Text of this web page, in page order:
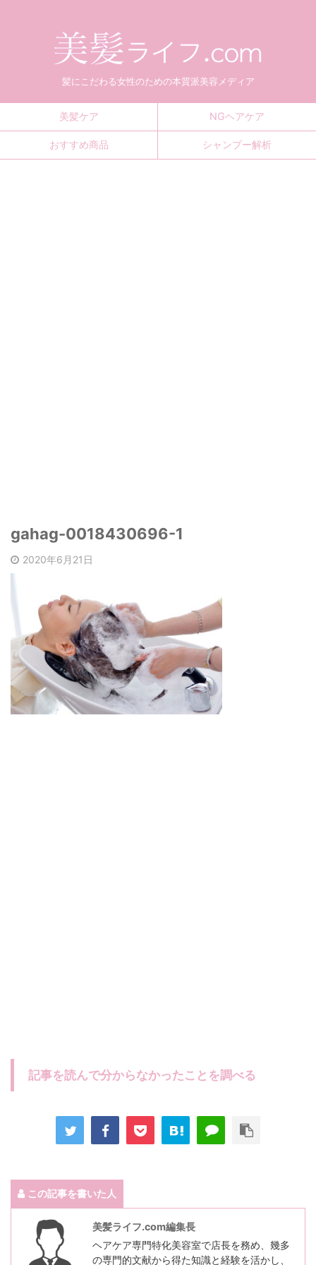
髪にこだわる女性のための本質派美容メディア
美髪ケア NGヘアケア
おすすめ商品 シャンプー解析
gahag-0018430696-1
2020年6月21日
記事を読んで分からなかったことを調べる
この記事を書いた人
美髪ライフ.com編集長
ヘアケア専門特化美容室で店長を務め、幾多
の専門的文献から得た知識と経験を活かし、